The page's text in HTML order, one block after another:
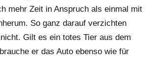
mehr Zeit in Anspruch als einmal mit
So ganz darauf verzichten
Gilt es ein totes Tier aus dem
er das Auto ebenso wie für